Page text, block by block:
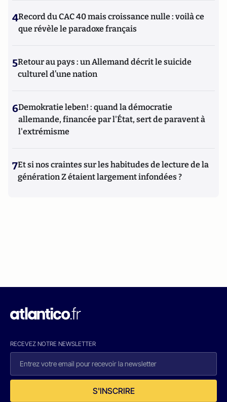
4Record du CAC 40 mais croissance nulle : voilà ce
que révèle le paradoxe français
5Retour au pays : un Allemand décrit le suicide
culturel d’une nation
6Demokratie leben! : quand la démocratie
allemande, financée par l'État, sert de paravent à
l'extrémisme
7Et si nos craintes sur les habitudes de lecture de la
génération Z étaient largement infondées ?
RECEVEZ NOTRE NEWSLETTER
S'INSCRIRE